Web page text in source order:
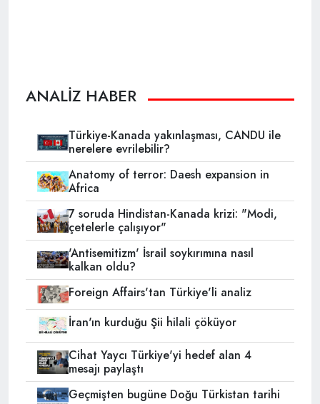
ANALİZ HABER
Türkiye-Kanada yakınlaşması, CANDU ile
nerelere evrilebilir?
Anatomy of terror: Daesh expansion in
Africa
7 soruda Hindistan-Kanada krizi: "Modi,
çetelerle çalışıyor"
'Antisemitizm' İsrail soykırımına nasıl
kalkan oldu?
Foreign Affairs'tan Türkiye'li analiz
İran'ın kurduğu Şii hilali çöküyor
Cihat Yaycı Türkiye'yi hedef alan 4
mesajı paylaştı
Geçmişten bugüne Doğu Türkistan tarihi